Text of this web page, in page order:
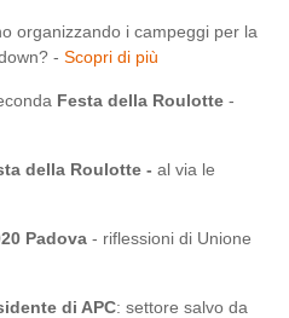
organizzando i campeggi per la
- Scopri di più
Festa della Roulotte -
della Roulotte - al via le
Padova - riflessioni di Unione
di APC: settore salvo da